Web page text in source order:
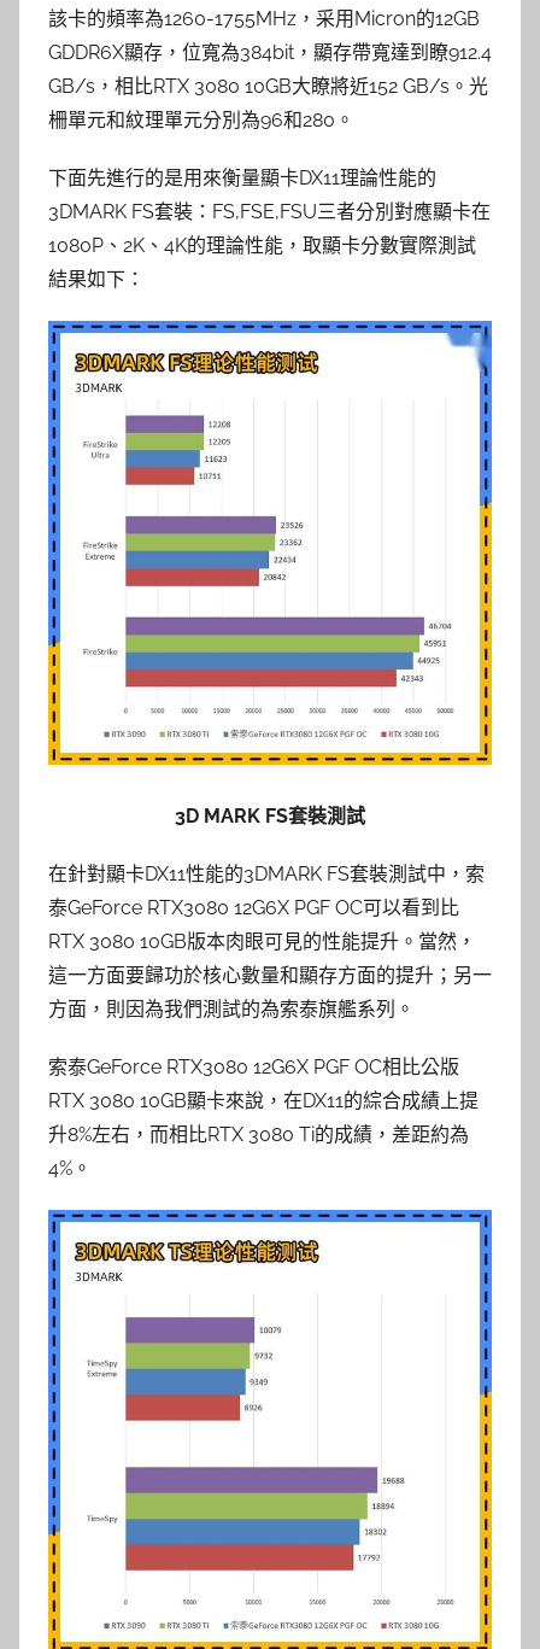
該卡的頻率為1260-1755MHz，采用Micron的12GB
GDDR6X顯存，位寬為384bit，顯存帶寬達到瞭912.4
GB/s，相比RTX 3080 10GB大瞭將近152 GB/s。光
柵單元和紋理單元分別為96和280。
下面先進行的是用來衡量顯卡DX11理論性能的
3DMARK FS套裝：FS,FSE,FSU三者分別對應顯卡在
1080P、2K、4K的理論性能，取顯卡分數實際測試
結果如下：
3D MARK FS套裝測試
在針對顯卡DX11性能的3DMARK FS套裝測試中，索
泰GeForce RTX3080 12G6X PGF OC可以看到比
RTX 3080 10GB版本肉眼可見的性能提升。當然，
這一方面要歸功於核心數量和顯存方面的提升；另一
方面，則因為我們測試的為索泰旗艦系列。
索泰GeForce RTX3080 12G6X PGF OC相比公版
RTX 3080 10GB顯卡來說，在DX11的綜合成績上提
升8%左右，而相比RTX 3080 Ti的成績，差距約為
4%。